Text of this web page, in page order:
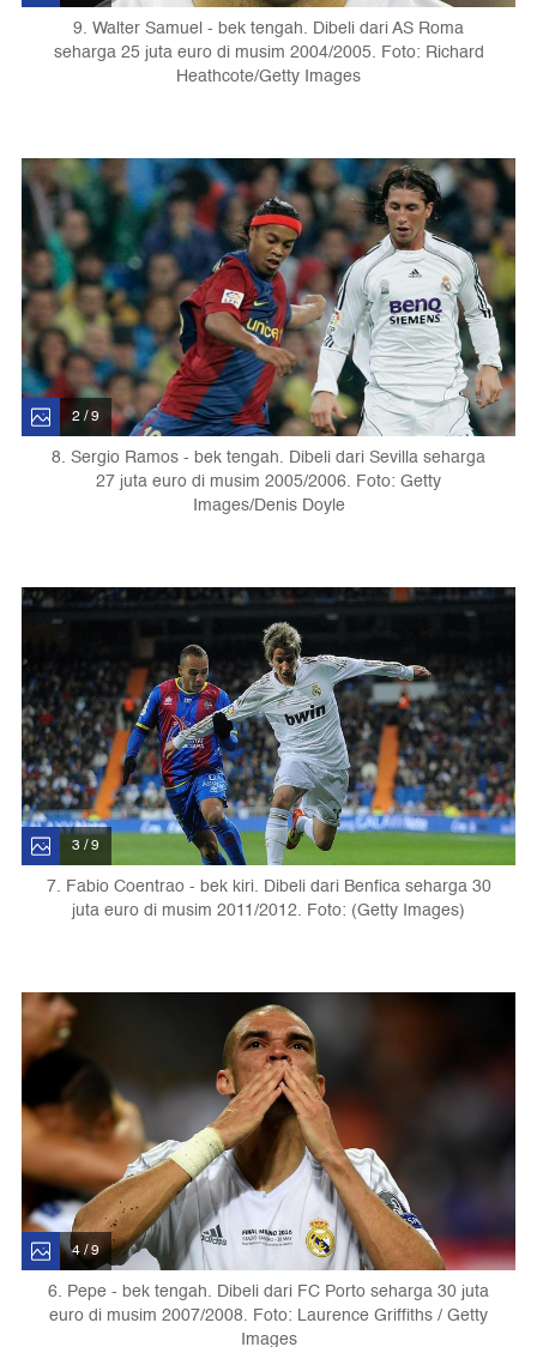
9. Walter Samuel - bek tengah. Dibeli dari AS Roma
seharga 25 juta euro di musim 2004/2005. Foto: Richard
Heathcote/Getty Images
2 / 9
8. Sergio Ramos - bek tengah. Dibeli dari Sevilla seharga
27 juta euro di musim 2005/2006. Foto: Getty
Images/Denis Doyle
3 / 9
7. Fabio Coentrao - bek kiri. Dibeli dari Benfica seharga 30
juta euro di musim 2011/2012. Foto: (Getty Images)
4 / 9
6. Pepe - bek tengah. Dibeli dari FC Porto seharga 30 juta
euro di musim 2007/2008. Foto: Laurence Griffiths / Getty
Images